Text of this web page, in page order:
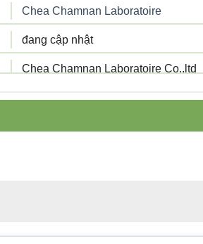
Chea Chamnan Laboratoire
đang cập nhật
Chea Chamnan Laboratoire Co.,ltd
Tiêu chuẩn cơ sở